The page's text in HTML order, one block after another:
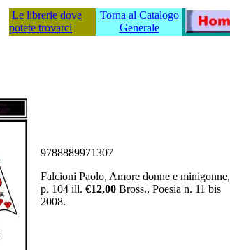
Le librerie dove
potete trovarci
Torna al Catalogo
Generale
9788889971307
Falcioni Paolo, Amore donne e minigonne,
p. 104 ill. €12,00 Bross., Poesia n. 11 bis
2008.